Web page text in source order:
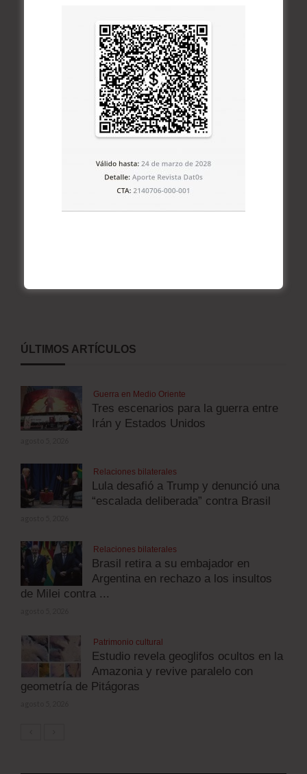
ÚLTIMOS ARTÍCULOS
Guerra en Medio Oriente
Tres escenarios para la guerra entre
Irán y Estados Unidos
Relaciones bilaterales
Lula desafió a Trump y denunció una
“escalada deliberada” contra Brasil
Relaciones bilaterales
Brasil retira a su embajador en
Argentina en rechazo a los insultos
de Milei contra ...
Patrimonio cultural
Estudio revela geoglifos ocultos en la
Amazonia y revive paralelo con
geometría de Pitágoras